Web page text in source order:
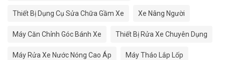
Thiết Bị Dụng Cụ Sửa Chữa Gầm Xe Xe Nâng Người
Máy Căn Chỉnh Góc Bánh Xe Thiết Bị Rửa Xe Chuyên Dụng
Máy Rửa Xe Nước Nóng Cao Áp Máy Tháo Lắp Lốp